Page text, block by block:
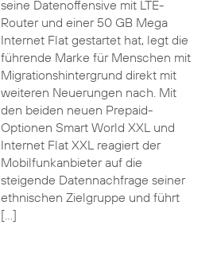
seine Datenoffensive mit LTE-
Router und einer 50 GB Mega
Internet Flat gestartet hat, legt die
führende Marke für Menschen mit
Migrationshintergrund direkt mit
weiteren Neuerungen nach. Mit
den beiden neuen Prepaid-
Optionen Smart World XXL und
Internet Flat XXL reagiert der
Mobilfunkanbieter auf die
steigende Datennachfrage seiner
ethnischen Zielgruppe und führt
[…]